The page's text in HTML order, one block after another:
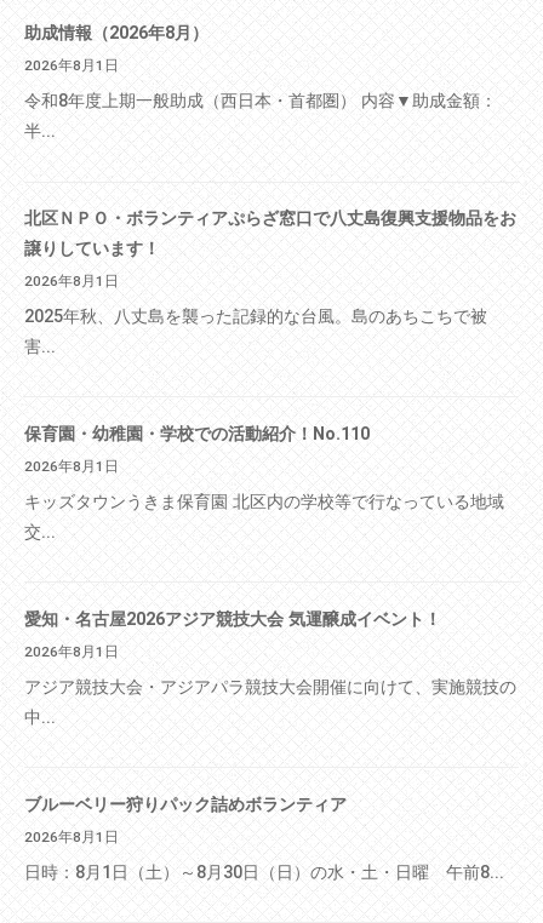
助成情報（2026年8月）
2026年8月1日
令和8年度上期一般助成（西日本・首都圏） 内容▼助成金額：
半...
北区ＮＰＯ・ボランティアぷらざ窓口で八丈島復興支援物品をお
譲りしています！
2026年8月1日
2025年秋、八丈島を襲った記録的な台風。島のあちこちで被
害...
保育園・幼稚園・学校での活動紹介！No.110
2026年8月1日
キッズタウンうきま保育園 北区内の学校等で行なっている地域
交...
愛知・名古屋2026アジア競技大会 気運醸成イベント！
2026年8月1日
アジア競技大会・アジアパラ競技大会開催に向けて、実施競技の
中...
ブルーベリー狩りパック詰めボランティア
2026年8月1日
日時：8月1日（土）～8月30日（日）の水・土・日曜 午前8...